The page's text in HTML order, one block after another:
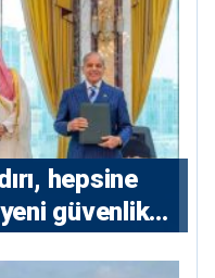
hepsine
yeni güvenlik